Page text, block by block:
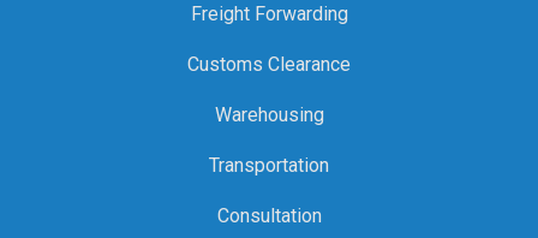
Freight Forwarding
Customs Clearance
Warehousing
Transportation
Consultation